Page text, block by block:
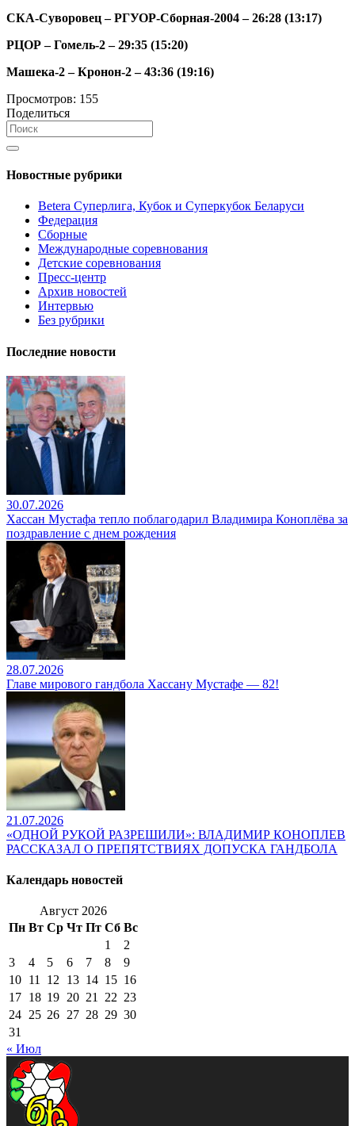
СКА-Суворовец – РГУОР-Сборная-2004 – 26:28 (13:17)
РЦОР – Гомель-2 – 29:35 (15:20)
Машека-2 – Кронон-2 – 43:36 (19:16)
Просмотров: 155
Поделиться
Новостные рубрики
Betera Суперлига, Кубок и Суперкубок Беларуси
Федерация
Сборные
Международные соревнования
Детские соревнования
Пресс-центр
Архив новостей
Интервью
Без рубрики
Последние новости
30.07.2026
Хассан Мустафа тепло поблагодарил Владимира Коноплёва за
поздравление с днем рождения
28.07.2026
Главе мирового гандбола Хассану Мустафе — 82!
21.07.2026
«ОДНОЙ РУКОЙ РАЗРЕШИЛИ»: ВЛАДИМИР КОНОПЛЕВ
РАССКАЗАЛ О ПРЕПЯТСТВИЯХ ДОПУСКА ГАНДБОЛА
Календарь новостей
Август 2026
Пн Вт Ср Чт Пт Сб Вс
1
2
3
4 5 6 7 8
9
10 11 12 13 14 15 16
17 18 19 20 21 22 23
24 25 26 27 28 29 30
31
« Июл